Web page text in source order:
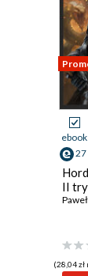
ebook
27
II
(28,04 zł